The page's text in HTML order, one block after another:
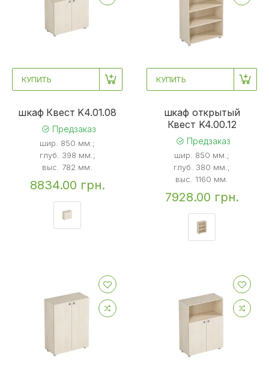
КУПИТЬ
шкаф Квест K4.01.08
Предзаказ
шир. 850 мм.;
глуб. 398 мм.;
выс. 782 мм.
8834.00 грн.
КУПИТЬ
шкаф открытый
Квест K4.00.12
Предзаказ
шир. 850 мм.;
глуб. 380 мм.;
выс. 1160 мм.
7928.00 грн.